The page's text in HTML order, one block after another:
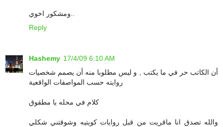
Reply
Hashemy 17/4/09 6:10 AM
أن الكاتب حر في ما يكتب , و ليس مطلوبا منه أن يصمم شخصيات
روايته حسب المواصفات الواقعية
كلام في محله يا مطقوق
والله تصدق انا ماقريت من قبل روايات كويتيه وشوقتني شكلي